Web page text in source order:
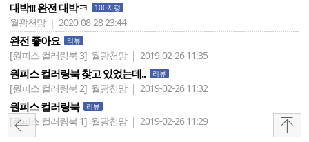
대박!!! 완전 대박ㅋ 100자평
월광천맘 | 2020-08-28 23:44
완전 좋아요 리뷰
[원피스 컬러링북 3] 월광천맘 | 2019-02-26 11:35
원피스 컬러링북 찾고 있었는데.. 리뷰
[원피스 컬러링북 2] 월광천맘 | 2019-02-26 11:32
원피스 컬러링북 리뷰
[원피스 컬러링북 1] 월광천맘 | 2019-02-26 11:29